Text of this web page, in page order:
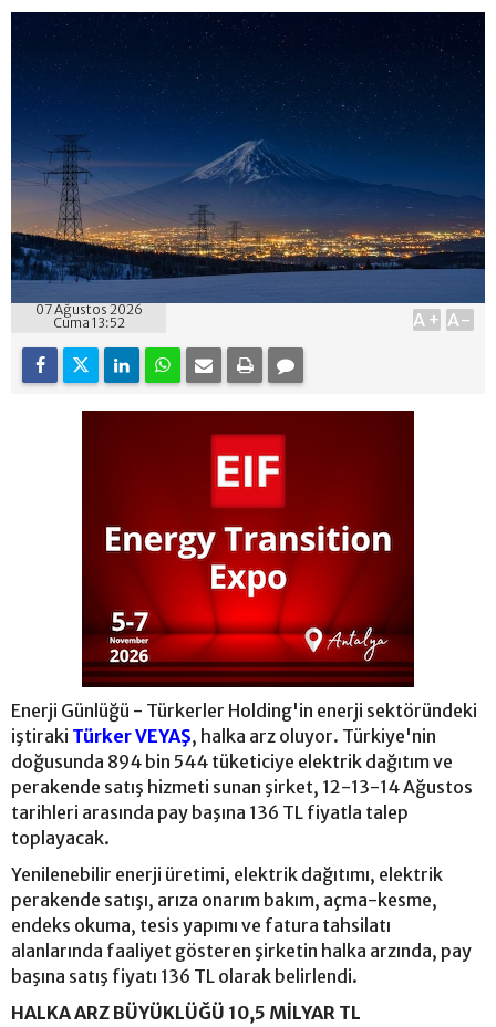
07 Ağustos 2026
Cuma 13:52
A+ A-
Enerji Günlüğü - Türkerler Holding'in enerji sektöründeki
iştiraki Türker VEYAŞ, halka arz oluyor. Türkiye'nin
doğusunda 894 bin 544 tüketiciye elektrik dağıtım ve
perakende satış hizmeti sunan şirket, 12-13-14 Ağustos
tarihleri arasında pay başına 136 TL fiyatla talep
toplayacak.
Yenilenebilir enerji üretimi, elektrik dağıtımı, elektrik
perakende satışı, arıza onarım bakım, açma-kesme,
endeks okuma, tesis yapımı ve fatura tahsilatı
alanlarında faaliyet gösteren şirketin halka arzında, pay
başına satış fiyatı 136 TL olarak belirlendi.
HALKA ARZ BÜYÜKLÜĞÜ 10,5 MİLYAR TL